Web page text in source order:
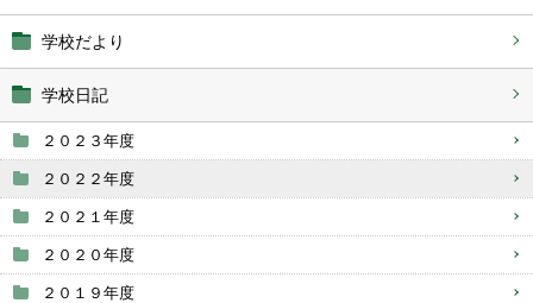
学校だより
学校日記
２０２３年度
２０２２年度
２０２１年度
２０２０年度
２０１９年度